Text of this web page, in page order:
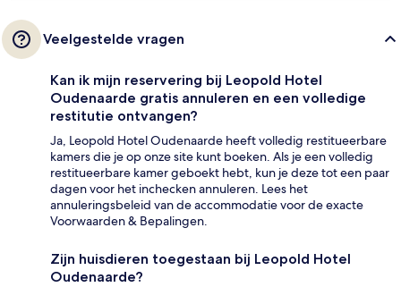
Veelgestelde vragen
Kan ik mijn reservering bij Leopold Hotel
Oudenaarde gratis annuleren en een volledige
restitutie ontvangen?
Ja, Leopold Hotel Oudenaarde heeft volledig restitueerbare
kamers die je op onze site kunt boeken. Als je een volledig
restitueerbare kamer geboekt hebt, kun je deze tot een paar
dagen voor het inchecken annuleren. Lees het
annuleringsbeleid van de accommodatie voor de exacte
Voorwaarden & Bepalingen.
Zijn huisdieren toegestaan bij Leopold Hotel
Oudenaarde?